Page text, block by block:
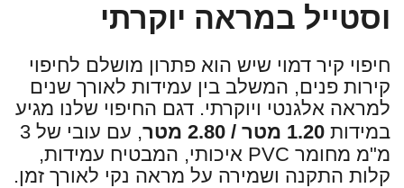
וסטייל במראה יוקרתי
חיפוי קיר דמוי שיש הוא פתרון מושלם לחיפוי
קירות פנים, המשלב בין עמידות לאורך שנים
למראה אלגנטי ויוקרתי. דגם החיפוי שלנו מגיע
במידות 1.20 מטר / 2.80 מטר
, עם עובי של 3
מ"מ מחומר PVC איכותי, המבטיח עמידות,
קלות התקנה ושמירה על מראה נקי לאורך זמן.